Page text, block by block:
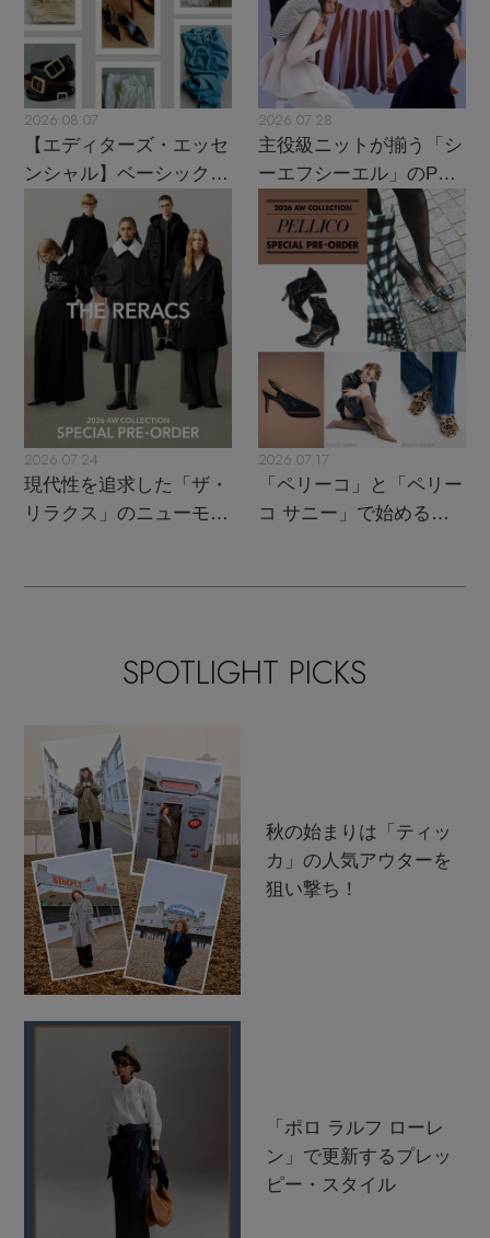
2026.08.07
【エディターズ・エッセ
ンシャル】ベーシックと
トレンドが交差する16の
2026.07.28
主役級ニットが揃う「シ
ーエフシーエル」のPOP
UPがスタート
2026.07.24
現代性を追求した「ザ・
リラクス」のニューモダ
2026.07.17
「ペリーコ」と「ペリー
コ サニー」で始める秋
SPOTLIGHT PICKS
秋の始まりは「ティッ
カ」の人気アウターを
狙い撃ち！
「ポロ ラルフ ローレ
ン」で更新するプレッ
ピー・スタイル